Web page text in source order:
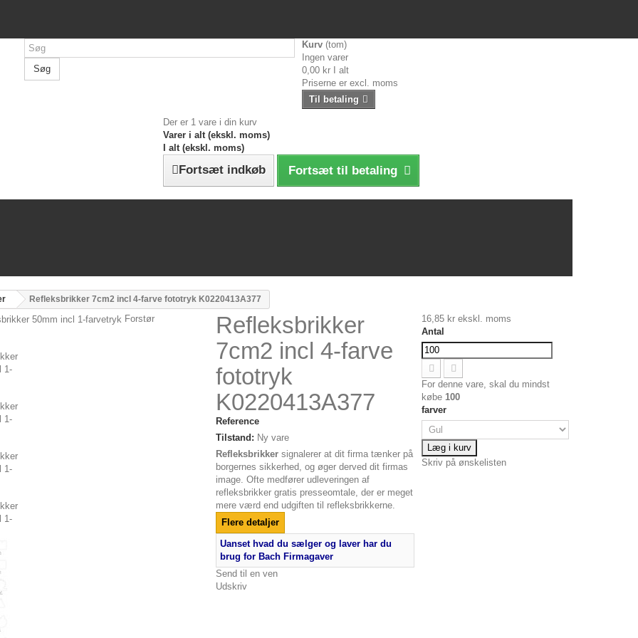
Søg
Kurv (tom)
Ingen varer
0,00 kr
I alt
Priserne er excl. moms
Til betaling
Der er 1 vare i din kurv
Varer i alt (ekskl. moms)
I alt (ekskl. moms)
Fortsæt indkøb Fortsæt til betaling
Refleksbrikker 7cm2 incl 4-farve fototryk K0220413A377
Forstør
Refleksbrikker
7cm2 incl 4-farve
fototryk
K0220413A377
Reference
Tilstand: Ny vare
Refleksbrikkersignalerer at dit firma tænker på
borgernes sikkerhed, og øger derved dit firmas
image. Ofte medfører udleveringen af
refleksbrikker gratis presseomtale, der er meget
mere værd end udgiften til refleksbrikkerne.
Flere detaljer
Uanset hvad du sælger og laver har du
brug for Bach Firmagaver
Send til en ven
Udskriv
16,85 kr ekskl. moms
Antal
For denne vare, skal du mindst
købe100
farver
Læg i kurv
Skriv på ønskelisten